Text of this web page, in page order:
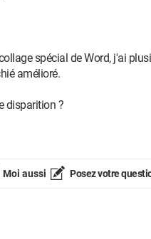
spécial de Word, j'ai
amélioré.
disparition ?
Moi aussi Posez votre